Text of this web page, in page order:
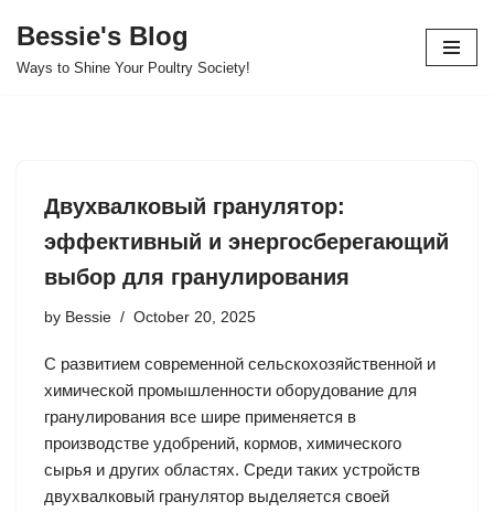
Skip
Bessie's Blog
Ways to Shine Your Poultry Society!
Двухвалковый гранулятор:
эффективный и энергосберегающий
выбор для гранулирования
by Bessie October 20, 2025
С развитием современной сельскохозяйственной и
химической промышленности оборудование для
гранулирования все шире применяется в
производстве удобрений, кормов, химического
сырья и других областях. Среди таких устройств
двухвалковый гранулятор выделяется своей